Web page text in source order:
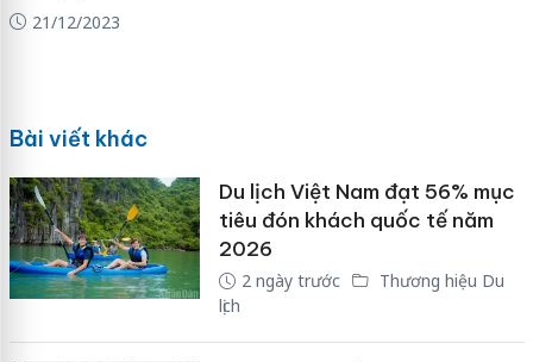
21/12/2023
Bài viết khác
Du lịch Việt Nam đạt 56% mục
tiêu đón khách quốc tế năm
2026
2 ngày trước
Thương hiệu Du
lịch